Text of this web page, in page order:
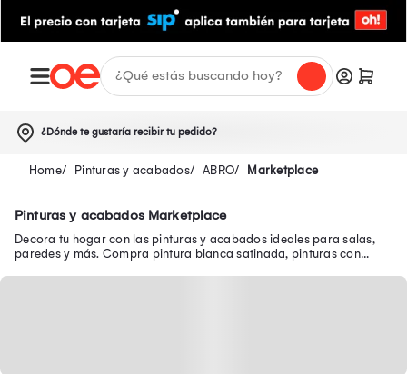
¿Dónde te gustaría recibir tu pedido?
Pinturas y acabados ABRO Marketplace
Pinturas y acabados Marketplace
Decora tu hogar con las pinturas y acabados ideales para salas,
paredes y más. Compra pintura blanca satinada, pinturas con